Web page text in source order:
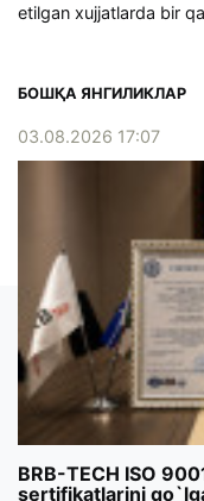
etilgan xujjatlarda bir
БОШҚА ЯНГИЛИКЛАР
03.08.2026 17:07
BRB-TECH ISO
sertifikatlarini